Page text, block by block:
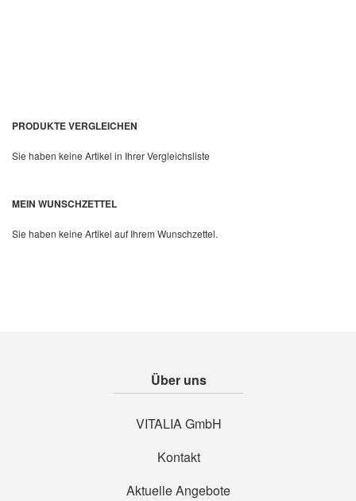
Quickview
PRODUKTE VERGLEICHEN
Sie haben keine Artikel in Ihrer Vergleichsliste
MEIN WUNSCHZETTEL
Sie haben keine Artikel auf Ihrem Wunschzettel.
Über uns
VITALIA GmbH
Kontakt
Aktuelle Angebote